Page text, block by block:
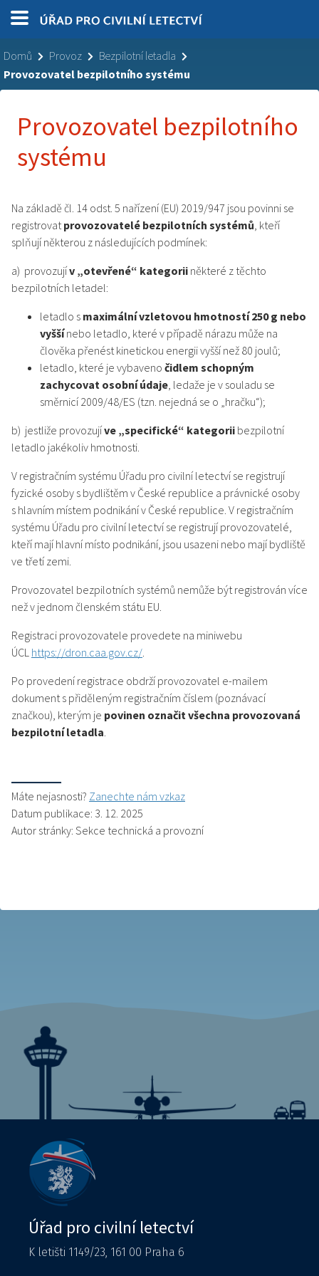
Domů Provoz
Bezpilotní letadla
Provozovatel bezpilotního systému
Provozovatel bezpilotního
systému
Na základě čl. 14 odst. 5 nařízení (EU) 2019/947 jsou povinni se
registrovatprovozovatelé bezpilotních systémů, kteří
splňují některou z následujících podmínek:
a) provozujív „otevřené“ kategorii některé z těchto
bezpilotních letadel:
letadlo s maximální vzletovou hmotností 250 g nebo
vyššínebo letadlo, které v případě nárazu může na
člověka přenést kinetickou energii vyšší než 80 joulů;
letadlo, které je vybaveno čidlem schopným
zachycovat osobní údaje, ledaže je v souladu se
směrnicí 2009/48/ES (tzn. nejedná se o „hračku“);
b) jestliže provozujíve „specifické“ kategorii bezpilotní
letadlo jakékoliv hmotnosti.
V registračním systému Úřadu pro civilní letectví se registrují
fyzické osoby s bydlištěm v České republice a právnické osoby
s hlavním místem podnikání v České republice. V registračním
systému Úřadu pro civilní letectví se registrují provozovatelé,
kteří mají hlavní místo podnikání, jsou usazeni nebo mají bydliště
ve třetí zemi.
Provozovatel bezpilotních systémů nemůže být registrován více
než v jednom členském státu EU.
Registraci provozovatele provedete na miniwebu
ÚCL https://dron.caa.gov.cz/.
Po provedení registrace obdrží provozovatel e-mailem
dokument s přiděleným registračním číslem (poznávací
značkou), kterým je povinen označit všechna provozovaná
bezpilotní letadla.
Máte nejasnosti? Zanechte nám vzkaz
Datum publikace: 3. 12. 2025
Autor stránky: Sekce technická a provozní
Úřad pro civilní letectví
K letišti 1149/23, 161 00 Praha 6